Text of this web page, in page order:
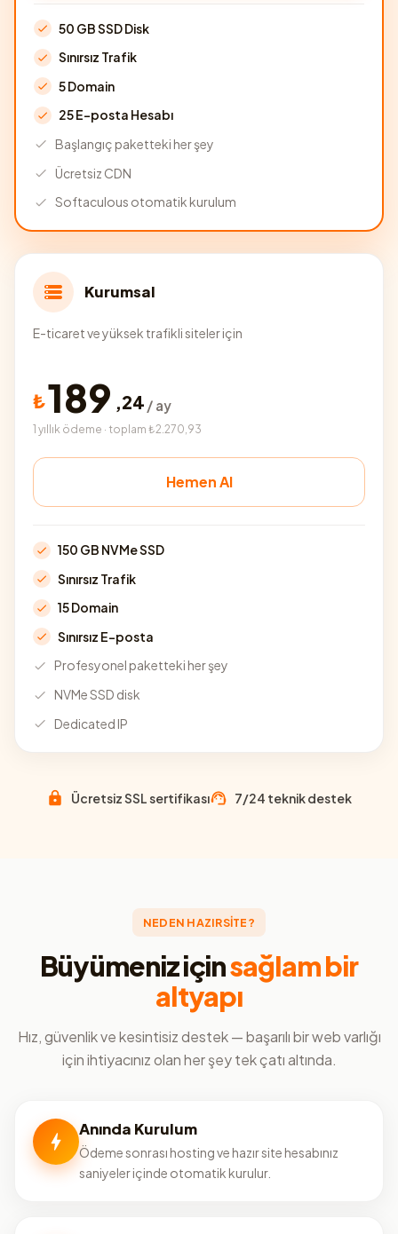
50 GB SSD Disk
Sınırsız Trafik
5 Domain
25 E-posta Hesabı
Başlangıç paketteki her şey
Ücretsiz CDN
Softaculous otomatik kurulum
Kurumsal
E-ticaret ve yüksek trafikli siteler için
₺189 ,24 / ay
1 yıllık ödeme · toplam ₺2.270,93
Hemen Al
150 GB NVMe SSD
Sınırsız Trafik
15 Domain
Sınırsız E-posta
Profesyonel paketteki her şey
NVMe SSD disk
Dedicated IP
Ücretsiz SSL sertifikası 7/24 teknik destek
NEDEN HAZIRSİTE?
Büyümeniz içinsağlam bir
altyapı
Hız, güvenlik ve kesintisiz destek — başarılı bir web varlığı
için ihtiyacınız olan her şey tek çatı altında.
Anında Kurulum
Ödeme sonrası hosting ve hazır site hesabınız
saniyeler içinde otomatik kurulur.